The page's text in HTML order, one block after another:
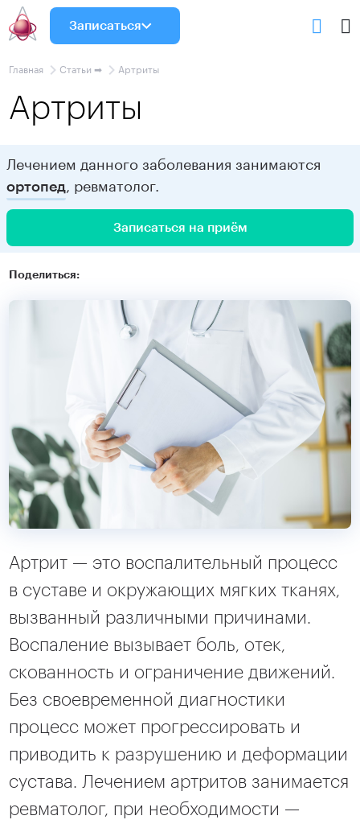
Записаться
Главная Статьи ➡ Артриты
Артриты
Лечением данного заболевания занимаются
ортопед , ревматолог.
Записаться на приём
Поделиться:
Артрит — это воспалительный процесс
в суставе и окружающих мягких тканях,
вызванный различными причинами.
Воспаление вызывает боль, отек,
скованность и ограничение движений.
Без своевременной диагностики
процесс может прогрессировать и
приводить к разрушению и деформации
сустава. Лечением артритов занимается
ревматолог, при необходимости —